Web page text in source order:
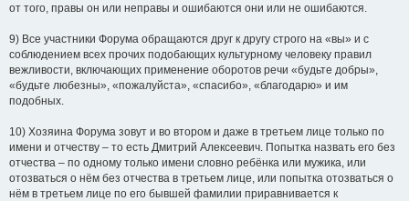
от того, правы он или неправы и ошибаются они или не ошибаются.
9) Все участники Форума обращаются друг к другу строго на «вы» и с
соблюдением всех прочих подобающих культурному человеку правил
вежливости, включающих применение оборотов речи «будьте добры»,
«будьте любезны», «пожалуйста», «спасибо», «благодарю» и им
подобных.
10) Хозяина Форума зовут и во втором и даже в третьем лице только по
имени и отчеству – то есть Дмитрий Алексеевич. Попытка назвать его без
отчества – по одному только имени словно ребёнка или мужика, или
отозваться о нём без отчества в третьем лице, или попытка отозваться о
нём в третьем лице по его бывшей фамилии приравнивается к